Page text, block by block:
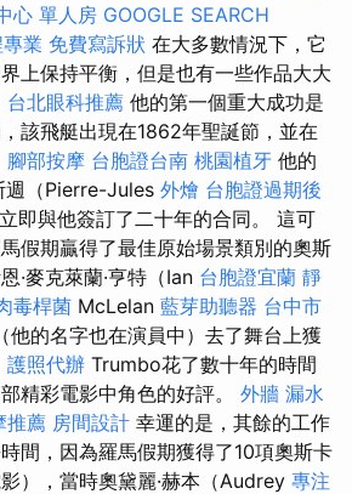
心 單人房 GOOGLE SEARCH
業 免費寫訴狀 在大多數情況下，它
上保持平衡，但是也有一些作品大大
台北眼科推薦 他的第一個重大成功是
該飛艇出現在1862年聖誕節，並在
腳部按摩 台胞證台南 桃園植牙 他的
週（Pierre-Jules 外燴 台胞證過期後
即與他簽訂了二十年的合同。 這可
假期贏得了最佳原始場景類別的奧斯
·麥克萊蘭·亨特（Ian 台胞證宜蘭 靜
毒桿菌 McLelan 藍芽助聽器 台中市
他的名字也在演員中）去了舞台上獲
護照代辦 Trumbo花了數十年的時間
精彩電影中角色的好評。 外牆 漏水
推薦 房間設計 幸運的是，其餘的工作
間，因為羅馬假期獲得了10項奧斯卡
），當時奧黛麗·赫本（Audrey 專注